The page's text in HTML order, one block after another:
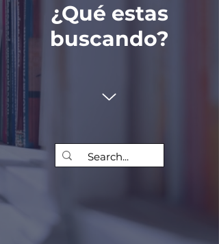
¿Qué estas
buscando?